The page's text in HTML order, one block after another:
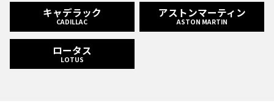
キャデラック
CADILLAC
アストンマーティン
ASTON MARTIN
ロータス
LOTUS